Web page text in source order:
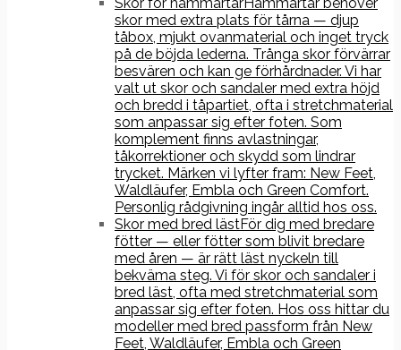
skor med extra plats för tårna — djup
tåbox, mjukt ovanmaterial och inget tryck
på de böjda lederna. Trånga skor förvärrar
besvären och kan ge förhårdnader. Vi har
valt ut skor och sandaler med extra höjd
och bredd i tåpartiet, ofta i stretchmaterial
som anpassar sig efter foten. Som
komplement finns avlastningar,
tåkorrektioner och skydd som lindrar
trycket. Märken vi lyfter fram: New Feet,
Waldläufer, Embla och Green Comfort.
Personlig rådgivning ingår alltid hos oss.
Skor med bred lästFör dig med bredare
fötter — eller fötter som blivit bredare
med åren — är rätt läst nyckeln till
bekväma steg. Vi för skor och sandaler i
bred läst, ofta med stretchmaterial som
anpassar sig efter foten. Hos oss hittar du
modeller med bred passform från New
Feet, Waldläufer, Embla och Green